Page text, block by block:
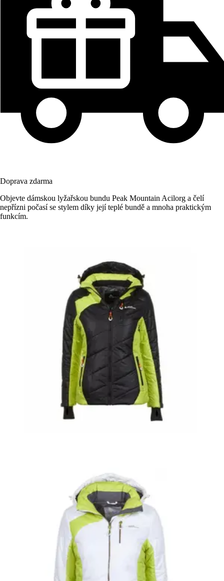
Doprava zdarma
Objevte dámskou lyžařskou bundu Peak Mountain Acilorg a čelí
nepřízni počasí se stylem díky její teplé bundě a mnoha praktickým
funkcím.